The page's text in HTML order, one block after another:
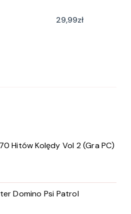
29,99zł
Hitów Kolędy Vol 2 (Gra PC)
Domino Psi Patrol